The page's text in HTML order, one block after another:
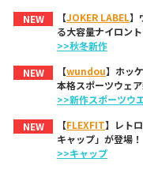
NEW 【JOKER LABEL】
る大容量ナイロン
>>秋冬新作
NEW
【wundou】ホッ
本格スポーツウェ
>>新作スポーツウ
NEW
【FLEXFIT】レト
キャップ」が登場！
>>キャップ